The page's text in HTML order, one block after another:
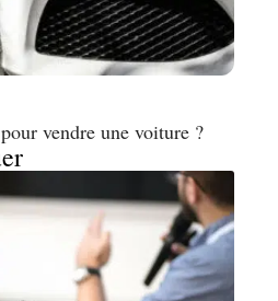
vendre une voiture ?